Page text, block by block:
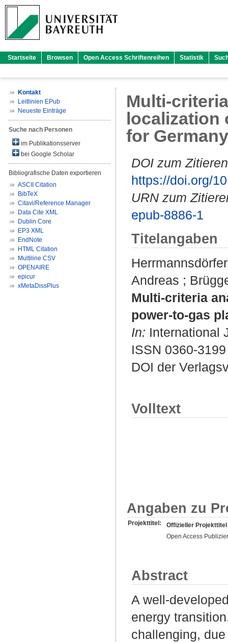
Startseite Browsen Open Access Schriftenreihen Statistik
Kontakt
Leitlinien EPub
Neueste Einträge
Suche nach Personen
im Publikationsserver
bei Google Scholar
Bibliografische Daten exportieren
ASCII Citation
BibTeX
Citavi/Reference Manager
Data Cite XML
Dublin Core
EP3 XML
EndNote
HTML Citation
Multiline CSV
OPENAIRE
epicur
xMetaDissPlus
Multi-
localization
for Germany
DOI zum
https://doi.org/
URN zum
epub-8886-1
Titelangaben
Andreas ;
Multi-criteria
power-to-gas
In: International
ISSN 0360-3199
DOI der
Volltext
Angaben zu
Projekttitel:
Offizieller Projekttitel
Open Access
Abstract
A well-
energy
challenging,